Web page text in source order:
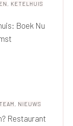
, KETELHUIS
Boek Nu
, NIEUWS
Restaurant